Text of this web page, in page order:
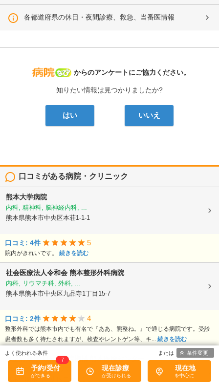
各都道府県の休日・夜間診療、救急、当番医情報
病院なび
からのアンケートにご協力ください。
知りたい情報は見つかりましたか?
はい いいえ
口コミがある病院・クリニック
熊本大学病院
内科, 精神科, 脳神経内科, ...
熊本県熊本市中央区本荘1-1-1
口コミ: 4件 5
院内がきれいです。 続きを読む
社会医療法人令和会 熊本整形外科病院
内科, リウマチ科, 外科, ...
熊本県熊本市中央区九品寺1丁目15-7
口コミ: 2件 4
整形外科では熊本市内でも有名で『ああ、熊整ね。』で通じる病院です。受診
患者数も多く待たされますが、検査やレントゲン等、キ... 続きを読む
独立行政法人国立病院機構熊本医療センター
内科, 血液内科, リウマチ科, ...
熊本県熊本市中央区二の丸1-5
予約/受付
7
現在診療 現在地
条件変更